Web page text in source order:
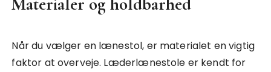
Når du vælger en lænestol, er materialet en vigtig
faktor at overveje. Læderlænestole er kendt for